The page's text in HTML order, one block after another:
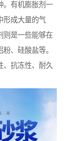
。有机膨胀剂一
形成大量的气
则是一些能够在
、硅酸盐等。
、抗冻性、耐久